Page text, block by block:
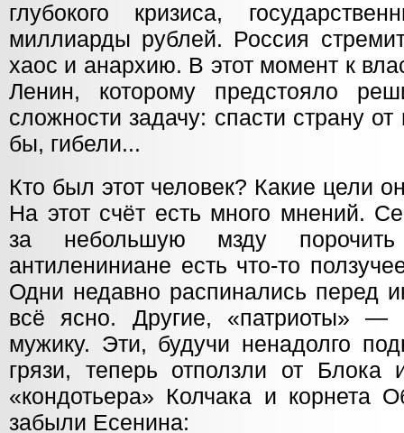
глубокого кризиса,
миллиарды рублей. Россия
хаос и анархию. В этот момент к
Ленин, которому предстояло
сложности задачу: спасти страну
бы, гибели...
Кто был этот человек? Какие цели
На этот счёт есть много мнений.
за небольшую мзду
антилениниане есть что-то
Одни недавно распинались перед
всё ясно. Другие, «патриоты»
мужику. Эти, будучи ненадолго
грязи, теперь отползли от
«кондотьера» Колчака и корнета
забыли Есенина: